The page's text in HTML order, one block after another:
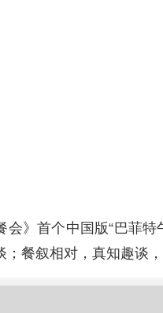
会》首个中国版“巴菲
；餐叙相对，真知趣谈